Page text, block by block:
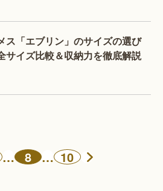
ス「エブリン」のサイズの選び
サイズ比較＆収納力を徹底解説
… 8 … 10